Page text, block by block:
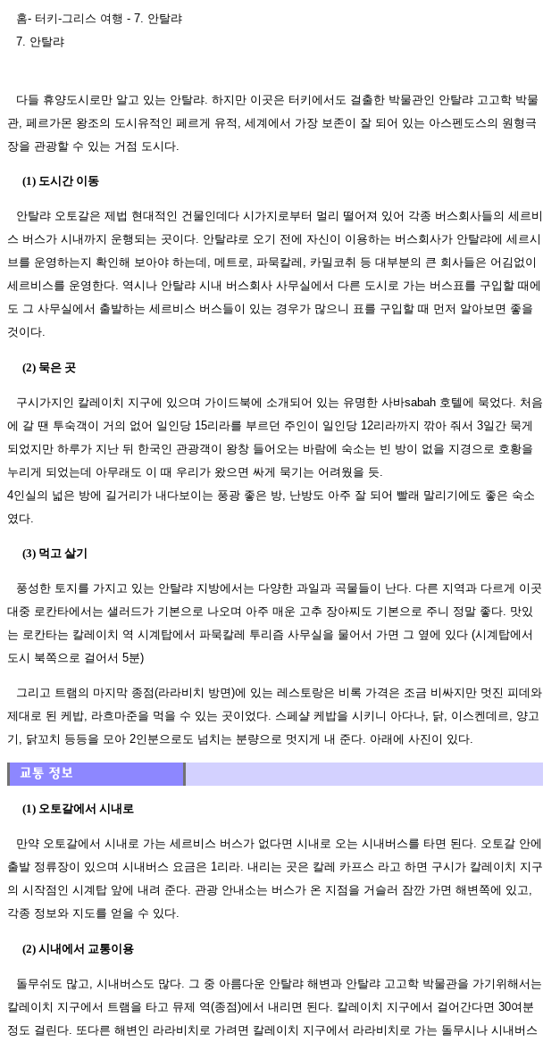
홈- 터키-그리스 여행 - 7. 안탈랴
7. 안탈랴
다들 휴양도시로만 알고 있는 안탈랴. 하지만 이곳은 터키에서도 걸출한 박물관인 안탈랴 고고학 박물
관, 페르가몬 왕조의 도시유적인 페르게 유적, 세계에서 가장 보존이 잘 되어 있는 아스펜도스의 원형극
장을 관광할 수 있는 거점 도시다.
(1) 도시간 이동
안탈랴 오토갈은 제법 현대적인 건물인데다 시가지로부터 멀리 떨어져 있어 각종 버스회사들의 세르비
스 버스가 시내까지 운행되는 곳이다. 안탈랴로 오기 전에 자신이 이용하는 버스회사가 안탈랴에 세르시
브를 운영하는지 확인해 보아야 하는데, 메트로, 파묵칼레, 카밀코취 등 대부분의 큰 회사들은 어김없이
세르비스를 운영한다. 역시나 안탈랴 시내 버스회사 사무실에서 다른 도시로 가는 버스표를 구입할 때에
도 그 사무실에서 출발하는 세르비스 버스들이 있는 경우가 많으니 표를 구입할 때 먼저 알아보면 좋을
것이다.
(2) 묵은 곳
구시가지인 칼레이치 지구에 있으며 가이드북에 소개되어 있는 유명한 사바sabah 호텔에 묵었다. 처음
에 갈 땐 투숙객이 거의 없어 일인당 15리라를 부르던 주인이 일인당 12리라까지 깎아 줘서 3일간 묵게
되었지만 하루가 지난 뒤 한국인 관광객이 왕창 들어오는 바람에 숙소는 빈 방이 없을 지경으로 호황을
누리게 되었는데 아무래도 이 때 우리가 왔으면 싸게 묵기는 어려웠을 듯.
4인실의 넓은 방에 길거리가 내다보이는 풍광 좋은 방, 난방도 아주 잘 되어 빨래 말리기에도 좋은 숙소
였다.
(3) 먹고 살기
풍성한 토지를 가지고 있는 안탈랴 지방에서는 다양한 과일과 곡물들이 난다. 다른 지역과 다르게 이곳
대중 로칸타에서는 샐러드가 기본으로 나오며 아주 매운 고추 장아찌도 기본으로 주니 정말 좋다. 맛있
는 로칸타는 칼레이치 역 시계탑에서 파묵칼레 투리즘 사무실을 물어서 가면 그 옆에 있다 (시계탑에서
도시 북쪽으로 걸어서 5분)
그리고 트램의 마지막 종점(라라비치 방면)에 있는 레스토랑은 비록 가격은 조금 비싸지만 멋진 피데와
제대로 된 케밥, 라흐마준을 먹을 수 있는 곳이었다. 스페샬 케밥을 시키니 아다나, 닭, 이스켄데르, 양고
기, 닭꼬치 등등을 모아 2인분으로도 넘치는 분량으로 멋지게 내 준다. 아래에 사진이 있다.
(1) 오토갈에서 시내로
만약 오토갈에서 시내로 가는 세르비스 버스가 없다면 시내로 오는 시내버스를 타면 된다. 오토갈 안에
출발 정류장이 있으며 시내버스 요금은 1리라. 내리는 곳은 칼레 카프스 라고 하면 구시가 칼레이치 지구
의 시작점인 시계탑 앞에 내려 준다. 관광 안내소는 버스가 온 지점을 거슬러 잠깐 가면 해변쪽에 있고,
각종 정보와 지도를 얻을 수 있다.
(2) 시내에서 교통이용
돌무쉬도 많고, 시내버스도 많다. 그 중 아름다운 안탈랴 해변과 안탈랴 고고학 박물관을 가기위해서는
칼레이치 지구에서 트램을 타고 뮤제 역(종점)에서 내리면 된다. 칼레이치 지구에서 걸어간다면 30여분
정도 걸린다. 또다른 해변인 라라비치로 가려면 칼레이치 지구에서 라라비치로 가는 돌무시나 시내버스